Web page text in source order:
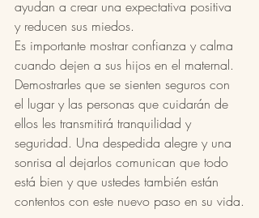
ayudan a crear una expectativa positiva
y reducen sus miedos.
Es importante mostrar confianza y calma
cuando dejen a sus hijos en el maternal.
Demostrarles que se sienten seguros con
el lugar y las personas que cuidarán de
ellos les transmitirá tranquilidad y
seguridad. Una despedida alegre y una
sonrisa al dejarlos comunican que todo
está bien y que ustedes también están
contentos con este nuevo paso en su vida.